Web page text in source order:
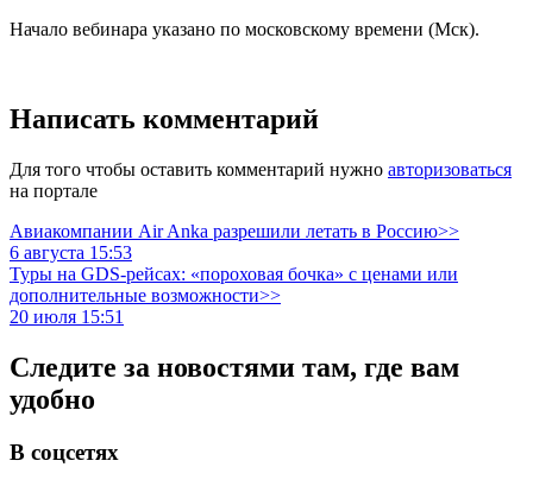
Начало вебинара указано по московскому времени (Мск).
Написать комментарий
Для того чтобы оставить комментарий нужно авторизоваться
на портале
Авиакомпании Air Anka разрешили летать в Россию>>
6 августа 15:53
Туры на GDS-рейсах: «пороховая бочка» с ценами или
дополнительные возможности>>
20 июля 15:51
Следите за новостями там, где вам
удобно
В соцсетях